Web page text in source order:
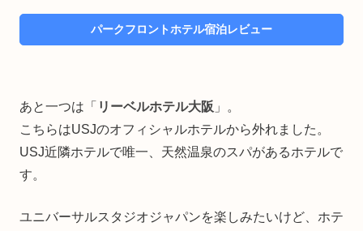
パークフロントホテル宿泊レビュー
あと一つは「 リーベルホテル大阪 」。
こちらはUSJのオフィシャルホテルから外れました。
USJ近隣ホテルで唯一、天然温泉のスパがあるホテルで
す。
ユニバーサルスタジオジャパンを楽しみたいけど、ホテ